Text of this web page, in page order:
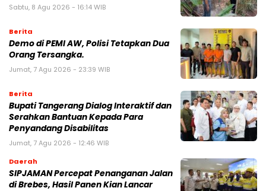
Sabtu, 8 Agu 2026 - 16:14 WIB
Berita
Demo di PEMI AW, Polisi Tetapkan Dua
Orang Tersangka.
Jumat, 7 Agu 2026 - 23:39 WIB
Berita
Bupati Tangerang Dialog Interaktif dan
Serahkan Bantuan Kepada Para
Penyandang Disabilitas
Jumat, 7 Agu 2026 - 12:46 WIB
Daerah
SIPJAMAN Percepat Penanganan Jalan
di Brebes, Hasil Panen Kian Lancar